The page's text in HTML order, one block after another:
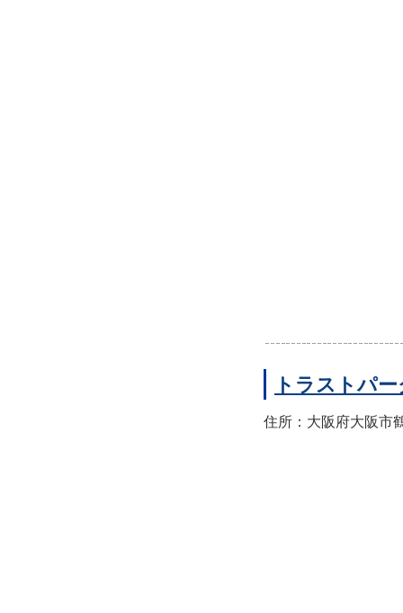
トラストパ
住所：大阪府大阪市